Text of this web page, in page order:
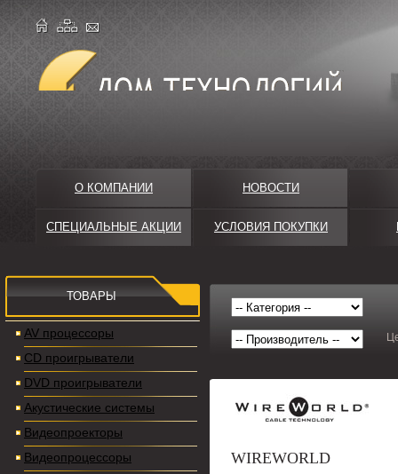
О КОМПАНИИ НОВОСТИ
СПЕЦИАЛЬНЫЕ АКЦИИ УСЛОВИЯ ПОКУПКИ
WIREWORLD
ТОВАРЫ
AV процессоры
CD проигрыватели
DVD проигрыватели
Акустические системы
Видеопроекторы
Видеопроцессоры